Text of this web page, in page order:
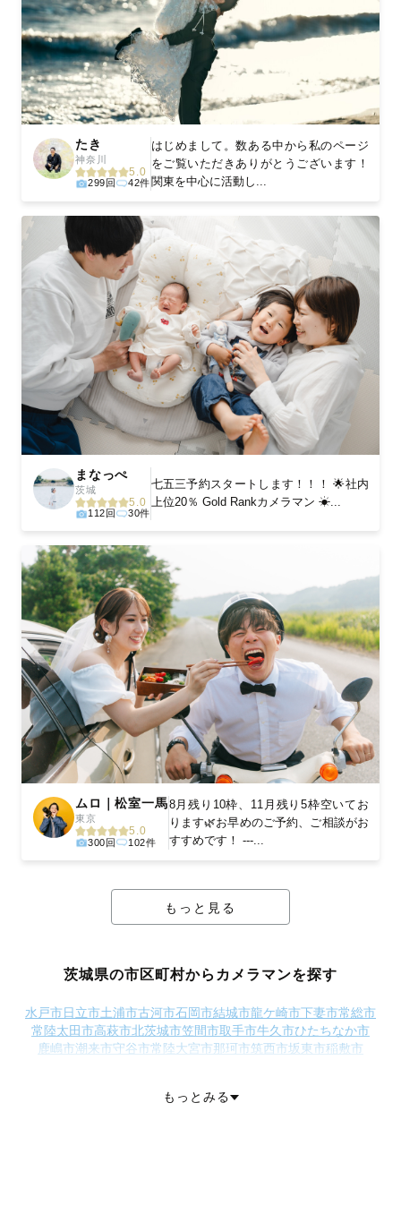
たき
神奈川
5.0
299回 42件
はじめまして。数ある中から私のページ
をご覧いただきありがとうございます！
関東を中心に活動し...
まなっぺ
茨城
5.0
112回 30件
七五三予約スタートします！！！ 🌟社内
上位20％ Gold Rankカメラマン ☀...
ムロ｜松室一馬
東京
5.0
300回 102件
8月残り10枠、11月残り5枠空いてお
ります🌿お早めのご予約、ご相談がお
すすめです！ ---...
もっと見る
茨城県の市区町村からカメラマンを探す
水戸市日立市土浦市古河市石岡市結城市龍ケ崎市下妻市常総市
常陸太田市高萩市北茨城市笠間市取手市牛久市ひたちなか市
鹿嶋市潮来市守谷市常陸大宮市那珂市筑西市坂東市稲敷市
久慈郡大子町 稲敷郡美浦村
もっとみる